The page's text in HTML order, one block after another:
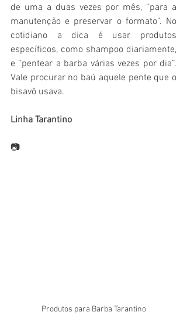
de uma a duas vezes por mês, “para a
manutenção e preservar o formato”. No
cotidiano a dica é usar produtos
específicos, como shampoo diariamente,
e “pentear a barba várias vezes por dia”.
Vale procurar no baú aquele pente que o
bisavô usava.
Linha Tarantino
📷
Produtos para Barba Tarantino